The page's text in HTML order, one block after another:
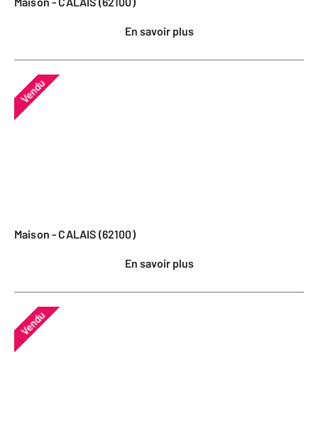
En savoir plus
Vendu
Maison - CALAIS (62100)
En savoir plus
Vendu